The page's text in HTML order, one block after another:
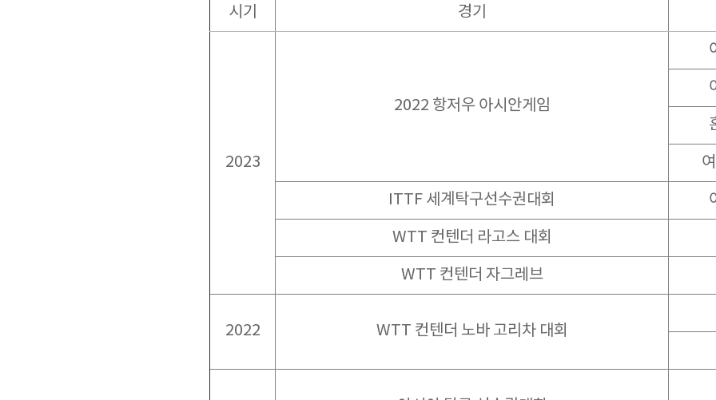
시기 경기
2023
2022 항저우 아시안게임
ITTF 세계탁구선수권대회
WTT 컨텐더 라고스 대회
WTT 컨텐더 자그레브
2022 WTT 컨텐더 노바 고리차 대회